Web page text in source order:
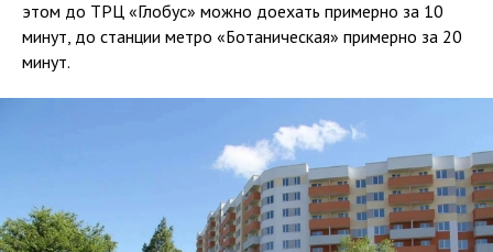
этом до ТРЦ «Глобус» можно доехать примерно за 10
минут, до станции метро «Ботаническая» примерно за 20
минут.